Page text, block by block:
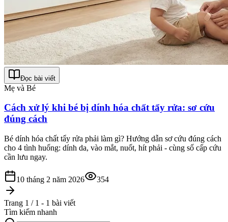
Đọc bài viết
Mẹ và Bé
Cách xử lý khi bé bị dính hóa chất tẩy rửa: sơ cứu
đúng cách
Bé dính hóa chất tẩy rửa phải làm gì? Hướng dẫn sơ cứu đúng cách
cho 4 tình huống: dính da, vào mắt, nuốt, hít phải - cùng số cấp cứu
cần lưu ngay.
10 tháng 2 năm 2026 354
Trang 1 / 1 - 1 bài viết
Tìm kiếm nhanh